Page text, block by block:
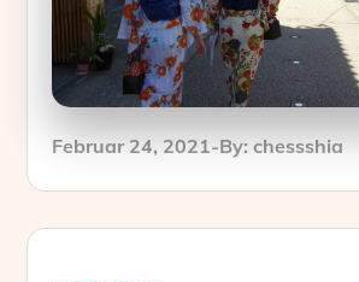
Posted
Februar 24, 2021 By:chessshia